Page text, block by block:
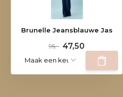
Brunelle Jeansblauwe Jas
95,- 47,50